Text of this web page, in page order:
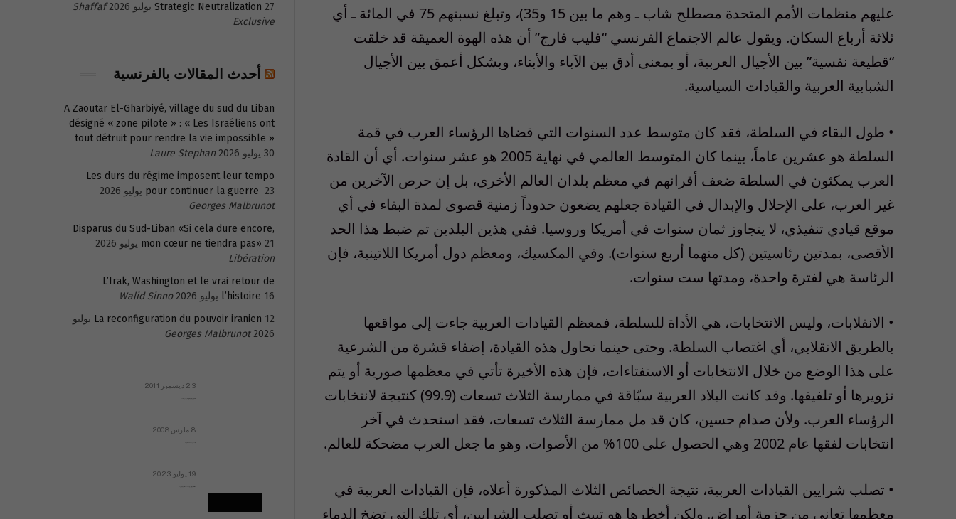
عليهم منظمات الأمم المتحدة مصطلح شاب ـ وهم ما بين 15 و35)، وتبلغ نسبتهم 75 في المائة ـ أي
ثلاثة أرباع السكان. ويقول عالم الاجتماع الفرنسي “فليب فارج” أن هذه الهوة العميقة قد خلقت
“قطيعة نفسية” بين الأجيال العربية، أو بمعنى أدق بين الآباء والأبناء، وبشكل أعمق بين الأجيال
الشبابية العربية والقيادات السياسية.
• طول البقاء في السلطة، فقد كان متوسط عدد السنوات التي قضاها الرؤساء العرب في قمة
السلطة هو عشرين عاماً، بينما كان المتوسط العالمي في نهاية 2005 هو عشر سنوات. أي أن القادة
العرب يمكثون في السلطة ضعف أقرانهم في معظم بلدان العالم الأخرى، بل إن حرص الآخرين من
غير العرب، على الإحلال والإبدال في القيادة جعلهم يضعون حدوداً زمنية قصوى لمدة البقاء في أي
موقع قيادي تنفيذي، لا يتجاوز ثمان سنوات في أمريكا وروسيا. ففي هذين البلدين تم ضبط هذا الحد
الأقصى، بمدتين رئاسيتين (كل منهما أربع سنوات). وفي المكسيك، ومعظم دول أمريكا اللاتينية، فإن
الرئاسة هي لفترة واحدة، ومدتها ست سنوات.
• الانقلابات، وليس الانتخابات، هي الأداة للسلطة، فمعظم القيادات العربية جاءت إلى مواقعها
بالطريق الانقلابي، أي اغتصاب السلطة. وحتى حينما تحاول هذه القيادة، إضفاء قشرة من الشرعية
على هذا الوضع من خلال الانتخابات أو الاستفتاءات، فإن هذه الأخيرة تأتي في معظمها صورية أو يتم
تزويرها أو تلفيقها. وقد كانت البلاد العربية سبّاقة في ممارسة الثلاث تسعات (99.9) كنتيجة لانتخابات
الرؤساء العرب. ولأن صدام حسين، كان قد مل ممارسة الثلاث تسعات، فقد استحدث في آخر
انتخابات لفقها عام 2002 وهي الحصول على 100% من الأصوات. وهو ما جعل العرب مضحكة للعالم.
• تصلب شرايين القيادات العربية، نتيجة الخصائص الثلاث المذكورة أعلاه، فإن القيادات العربية في
معظمها تعاني من حزمة أمراض. ولكن أخطرها هو تيبث أو تصلب الشرايين، أي تلك التي تضخ الدماء
Strategic Neutralization 27 يوليو 2026
Shaffaf
Exclusive
أحدث المقالات بالفرنسية
A Zaoutar El-Gharbiyé, village du sud du Liban
désigné « zone pilote » : « Les Israéliens ont
tout détruit pour rendre la vie impossible »
30 يوليو 2026
Laure Stephan
Les durs du régime imposent leur tempo
pour continuer la guerre 23 يوليو 2026
Georges Malbrunot
Disparus du Sud-Liban «Si cela dure encore,
mon cœur ne tiendra pas» 21 يوليو 2026
Libération
L’Irak, Washington et le vrai retour de
l’histoire 16 يوليو 2026
Walid Sinno
La reconfiguration du pouvoir iranien 12 يوليو
2026
Georges Malbrunot
23 ديسمبر 2011
8 مارس 2008
19 يوليو 2023